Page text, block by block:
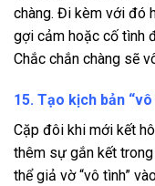
chàng. Đi kèm với đó
gợi cảm hoặc cố tình
Chắc chắn chàng sẽ
15. Tạo kịch bản
Cặp đôi khi mới kết
thêm sự gắn kết
thể giả vờ “vô tình”